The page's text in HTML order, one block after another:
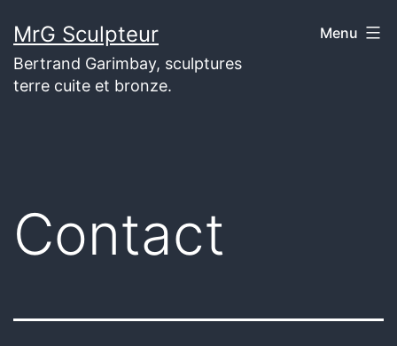
au
contenu
MrG Sculpteur
Bertrand Garimbay, sculptures
terre cuite et bronze.
Menu
Contact